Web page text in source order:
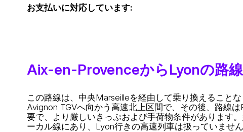
お支払いに対応しています:
Aix-en-ProvenceからLyonの路
この路線は、中央Marseilleを経由して乗り換えること
Avignon TGVへ向かう高速北上区間で、その後、路線
要で、より厳しいきっぷおよび手荷物条件があります
ーカル線にあり、Lyon行きの高速列車は扱っていません